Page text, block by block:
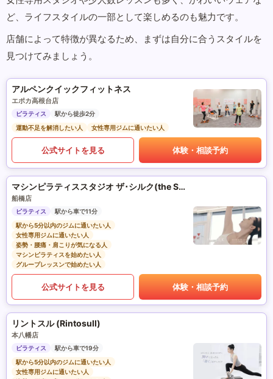
ど、ライフスタイルの一部として楽しめるのも魅力です。
店舗によって特徴が異なるため、まずは自分に合うスタイルを
見つけてみましょう。
アルペンクイックフィットネス
エポカ高根台店
ピラティス
駅から徒歩2分
運動不足を解消したい人
女性専用ジムに通いたい人
公式サイトを見る 体験・相談予約
マシンピラティススタジオ ザ･シルク(the SILK)
船橋店
ピラティス
駅から車で11分
駅から5分以内のジムに通いたい人
女性専用ジムに通いたい人
姿勢・腰痛・肩こりが気になる人
マシンピラティスを始めたい人
グループレッスンで始めたい人
公式サイトを見る 体験・相談予約
リントスル (Rintosull)
本八幡店
ピラティス
駅から車で19分
駅から5分以内のジムに通いたい人
女性専用ジムに通いたい人